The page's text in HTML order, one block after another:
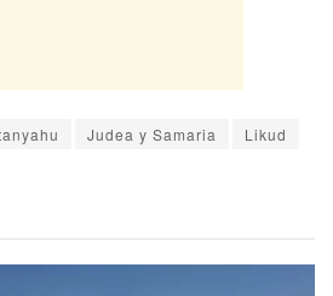
Judea y Samaria Likud